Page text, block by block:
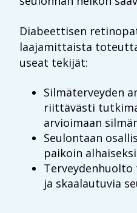
Diabeettisen
laajamittaista
useat tekijät:
Silmäterveyden
riittävästi
arvioimaan
Seulontaan
paikoin alhaiseksi
ja skaalautuvia